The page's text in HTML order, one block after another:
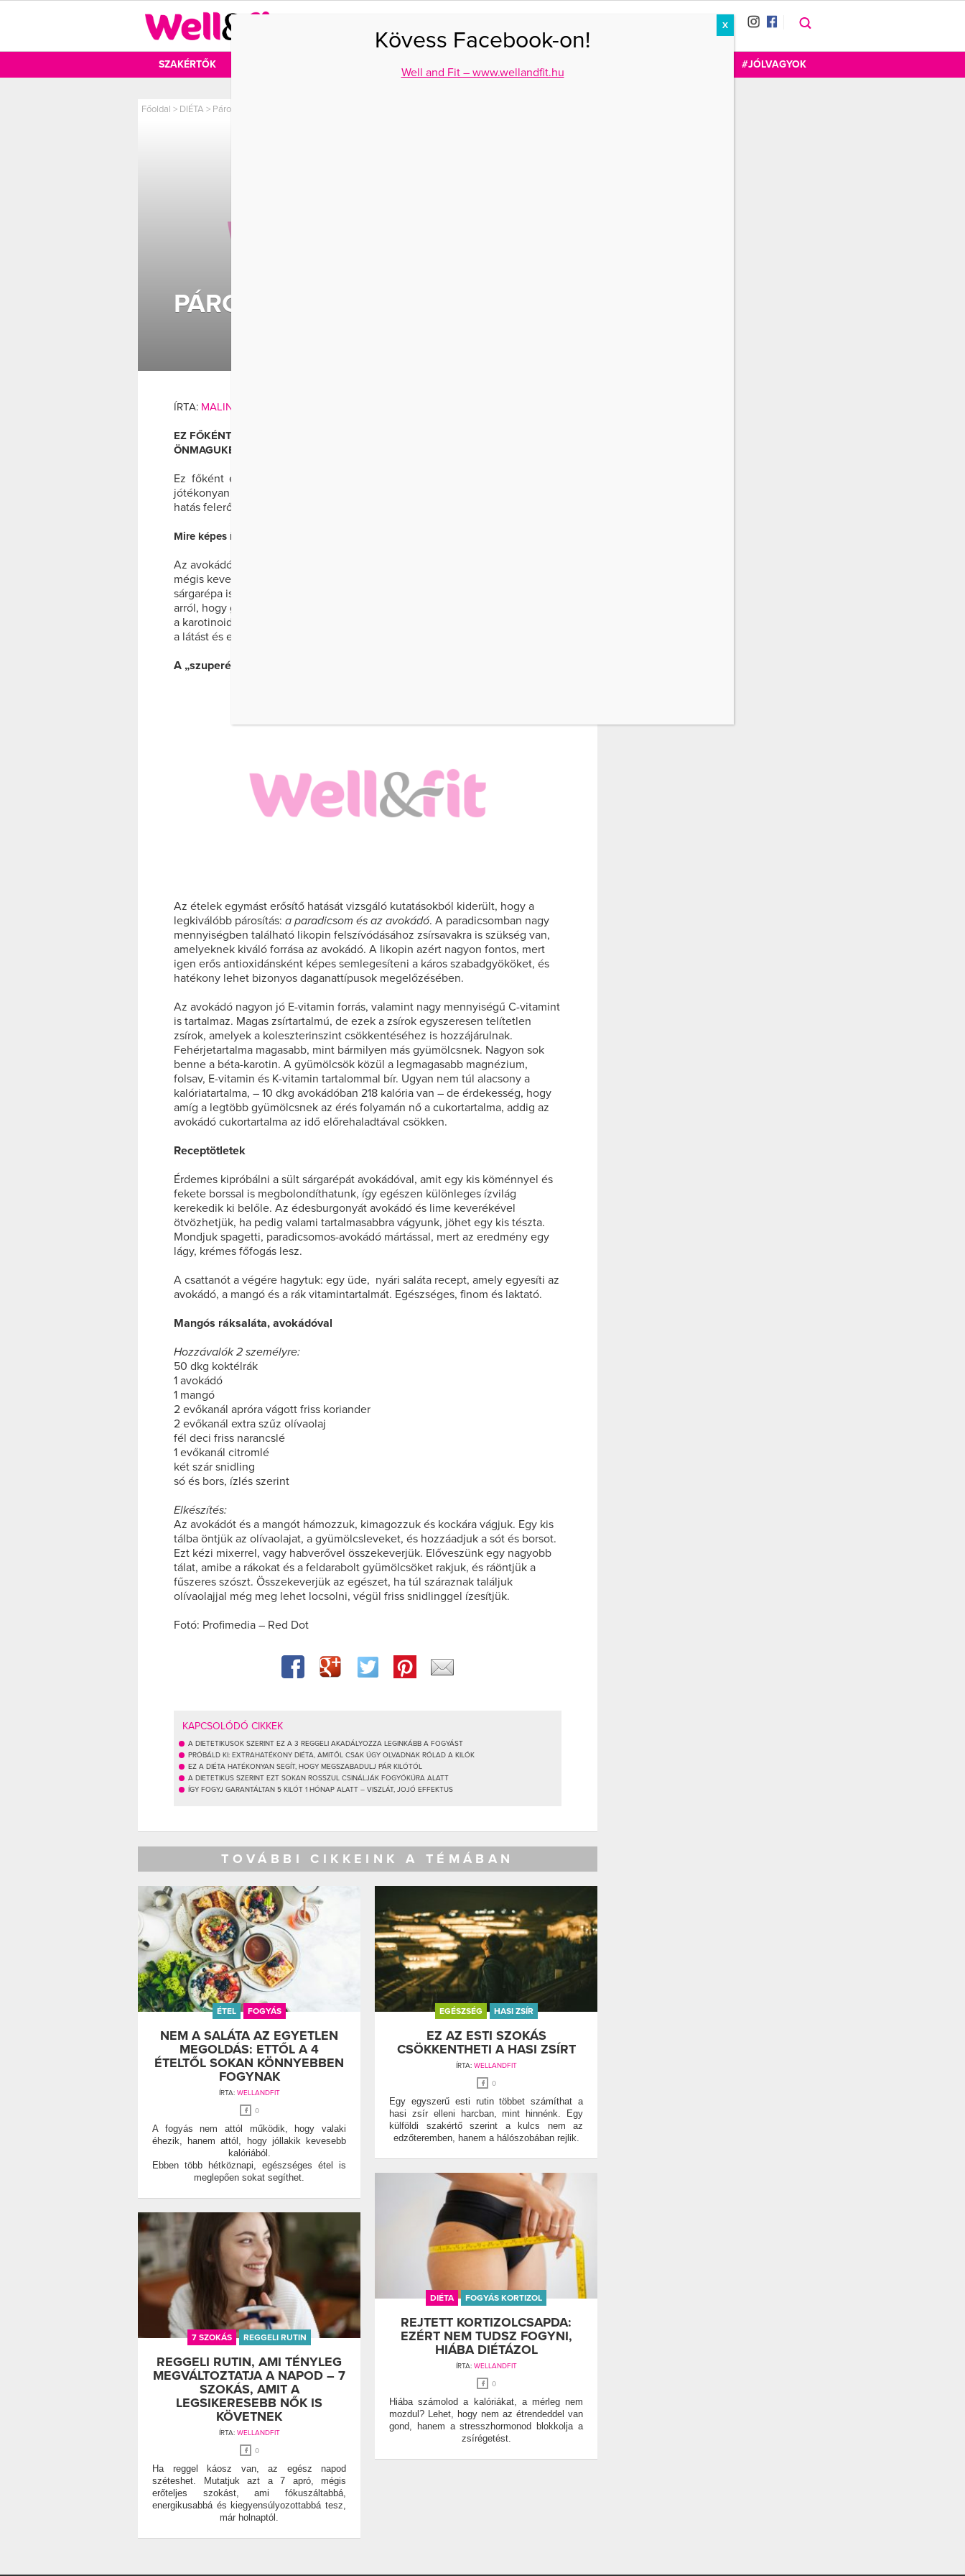
SZAKÉRTŐK #JÓLVAGYOK
Főoldal > DIÉTA > Páros egészség – Így edd az avokádót!
PÁROS EGÉSZSÉG – ÍGY EDD AZ
ÍRTA: MALINA ADRIENN
EZ FŐKÉNT EGYES ZÖLDSÉGEKRE ÉS GYÜMÖLCSÖKRE IGAZ, AMIK
ÖNMAGUKBAN IS JÓTÉKONYAN HATNAK EG
Ez főként egyes zöldségekre és gyümölcsökre igaz, amik önmagukban is
jótékonyan hatnak egészségünkre, de egy másik élelmiszerrel párosítva ez a
hatás felerősödik.
Mire képes így az avokádó, és mivel érdemes fogyasztani?
Az avokádó több mint tíz éve állandó szereplője a magyar zöldségeseknek,
mégis kevesen mernek vele próbálkozni. Talán, ha a paradicsom vagy a
sárgarépa is mellé kerül, már növekedi fog a népszerűsége. Nem beszélve
arról, hogy gazdag vitaminforrás, jelentősen növeli a pro-vitamin készletet és
a karotinoidok (alfa-és béta-karotin) számát. Ezáltal szebbé teszi a bőrt, javítja
a látást és erősíti az immunrendszert is.
A „szuperélelmiszer”
Az ételek egymást erősítő hatását vizsgáló kutatásokból kiderült, hogy a
legkiválóbb párosítás: a paradicsom és az avokádó. A paradicsomban nagy
mennyiségben található likopin felszívódásához zsírsavakra is szükség van,
amelyeknek kiváló forrása az avokádó. A likopin azért nagyon fontos, mert
igen erős antioxidánsként képes semlegesíteni a káros szabadgyököket, és
hatékony lehet bizonyos daganattípusok megelőzésében.
Az avokádó nagyon jó E-vitamin forrás, valamint nagy mennyiségű C-vitamint
is tartalmaz. Magas zsírtartalmú, de ezek a zsírok egyszeresen telítetlen
zsírok, amelyek a koleszterinszint csökkentéséhez is hozzájárulnak.
Fehérjetartalma magasabb, mint bármilyen más gyümölcsnek. Nagyon sok
benne a béta-karotin. A gyümölcsök közül a legmagasabb magnézium,
folsav, E-vitamin és K-vitamin tartalommal bír. Ugyan nem túl alacsony a
kalóriatartalma, – 10 dkg avokádóban 218 kalória van – de érdekesség, hogy
amíg a legtöbb gyümölcsnek az érés folyamán nő a cukortartalma, addig az
avokádó cukortartalma az idő előrehaladtával csökken.
Receptötletek
Érdemes kipróbálni a sült sárgarépát avokádóval, amit egy kis köménnyel és
fekete borssal is megbolondíthatunk, így egészen különleges ízvilág
kerekedik ki belőle. Az édesburgonyát avokádó és lime keverékével
ötvözhetjük, ha pedig valami tartalmasabbra vágyunk, jöhet egy kis tészta.
Mondjuk spagetti, paradicsomos-avokádó mártással, mert az eredmény egy
lágy, krémes főfogás lesz.
A csattanót a végére hagytuk: egy üde, nyári saláta recept, amely egyesíti az
avokádó, a mangó és a rák vitamintartalmát. Egészséges, finom és laktató.
Mangós ráksaláta, avokádóval
Hozzávalók 2 személyre:
50 dkg koktélrák
1 avokádó
1 mangó
2 evőkanál apróra vágott friss koriander
2 evőkanál extra szűz olívaolaj
fél deci friss narancslé
1 evőkanál citromlé
két szár snidling
só és bors, ízlés szerint
Elkészítés:
Az avokádót és a mangót hámozzuk, kimagozzuk és kockára vágjuk. Egy kis
tálba öntjük az olívaolajat, a gyümölcsleveket, és hozzáadjuk a sót és borsot.
Ezt kézi mixerrel, vagy habverővel összekeverjük. Előveszünk egy nagyobb
tálat, amibe a rákokat és a feldarabolt gyümölcsöket rakjuk, és ráöntjük a
fűszeres szószt. Összekeverjük az egészet, ha túl száraznak találjuk
olívaolajjal még meg lehet locsolni, végül friss snidlinggel ízesítjük.
Fotó: Profimedia – Red Dot
KAPCSOLÓDÓ CIKKEK
A DIETETIKUSOK SZERINT EZ A 3 REGGELI AKADÁLYOZZA LEGINKÁBB A FOGYÁST
PRÓBÁLD KI: EXTRAHATÉKONY DIÉTA, AMITŐL CSAK ÚGY OLVADNAK RÓLAD A KILÓK
EZ A DIÉTA HATÉKONYAN SEGÍT, HOGY MEGSZABADULJ PÁR KILÓTÓL
A DIETETIKUS SZERINT EZT SOKAN ROSSZUL CSINÁLJÁK FOGYÓKÚRA ALATT
ÍGY FOGYJ GARANTÁLTAN 5 KILÓT 1 HÓNAP ALATT – VISZLÁT, JOJÓ EFFEKTUS
TOVÁBBI CIKKEINK A TÉMÁBAN
ÉTEL FOGYÁS
NEM A SALÁTA AZ EGYETLEN
MEGOLDÁS: ETTŐL A 4
ÉTELTŐL SOKAN KÖNNYEBBEN
FOGYNAK
ÍRTA: WELLANDFIT
0
A fogyás nem attól működik, hogy valaki
éhezik, hanem attól, hogy jóllakik kevesebb
kalóriából.
Ebben több hétköznapi, egészséges étel is
meglepően sokat segíthet.
EGÉSZSÉG HASI ZSÍR
EZ AZ ESTI SZOKÁS
CSÖKKENTHETI A HASI ZSÍRT
ÍRTA: WELLANDFIT
0
Egy egyszerű esti rutin többet számíthat a
hasi zsír elleni harcban, mint hinnénk. Egy
külföldi szakértő szerint a kulcs nem az
edzőteremben, hanem a hálószobában rejlik.
DIÉTA FOGYÁS KORTIZOL
REJTETT KORTIZOLCSAPDA:
EZÉRT NEM TUDSZ FOGYNI,
HIÁBA DIÉTÁZOL
ÍRTA: WELLANDFIT
0
Hiába számolod a kalóriákat, a mérleg nem
mozdul? Lehet, hogy nem az étrendeddel van
gond, hanem a stresszhormonod blokkolja a
zsírégetést.
7 SZOKÁS REGGELI RUTIN
REGGELI RUTIN, AMI TÉNYLEG
MEGVÁLTOZTATJA A NAPOD – 7
SZOKÁS, AMIT A
LEGSIKERESEBB NŐK IS
KÖVETNEK
ÍRTA: WELLANDFIT
0
Ha reggel káosz van, az egész napod
széteshet. Mutatjuk azt a 7 apró, mégis
erőteljes szokást, ami fókuszáltabbá,
energikusabbá és kiegyensúlyozottabbá tesz,
már holnaptól.
Kövess Facebook-on!
Well and Fit – www.wellandfit.hu
X